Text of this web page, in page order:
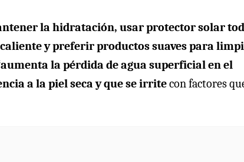
la hidratación, usar protector solar
y preferir productos suaves para
la pérdida de agua superficial en el
a la piel seca y que se irritecon factores